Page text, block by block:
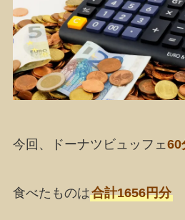
今回、ドーナツビュッフェ60
食べたものは合計1656円分